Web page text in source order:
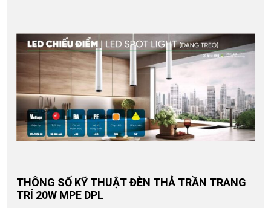
THÔNG SỐ KỸ THUẬT ĐÈN THẢ TRẦN TRANG
TRÍ 20W MPE DPL